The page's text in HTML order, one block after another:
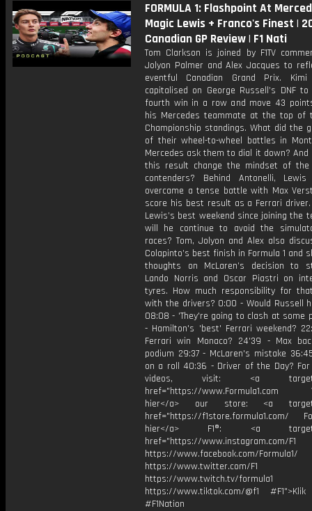
FORMULA 1: Flashpoint At
Magic Lewis + Franco's Finest |
Canadian GP Review | F1 Nati
Tom Clarkson is joined by F1TV
Jolyon Palmer and Alex Jacques to
eventful Canadian Grand Prix. Kimi
capitalised on George Russell’s DNF
fourth win in a row and move 43
his Mercedes teammate at the top of
Championship standings. What did the
of their wheel-to-wheel battles in
Mercedes ask them to dial it down? And
this result change the mindset of
contenders? Behind Antonelli, Lewis
overcame a tense battle with Max
score his best result as a Ferrari
Lewis’s best weekend since joining the
will he continue to avoid the
races? Tom, Jolyon and Alex also
Colapinto’s best finish in Formula 1 and
thoughts on McLaren’s decision to
Lando Norris and Oscar Piastri on
tyres. How much responsibility for
with the drivers? 0:00 - Would Russell
08:08 - 'They're going to clash at some
- Hamilton's 'best' Ferrari weekend?
Ferrari win Monaco? 24'39 - Max
podium 29:37 - McLaren's mistake
on a roll 40:36 - Driver of the Day? For
videos, visit: <a
href="https://www.Formula1.com
hier</a> our store: <a
href="https://f1store.formula1.com/
hier</a> F1®: <a
href="https://www.instagram.com/F1
https://www.facebook.com/Formula1/
https://www.twitter.com/F1
https://www.twitch.tv/formula1
https://www.tiktok.com/@f1
#F1Nation